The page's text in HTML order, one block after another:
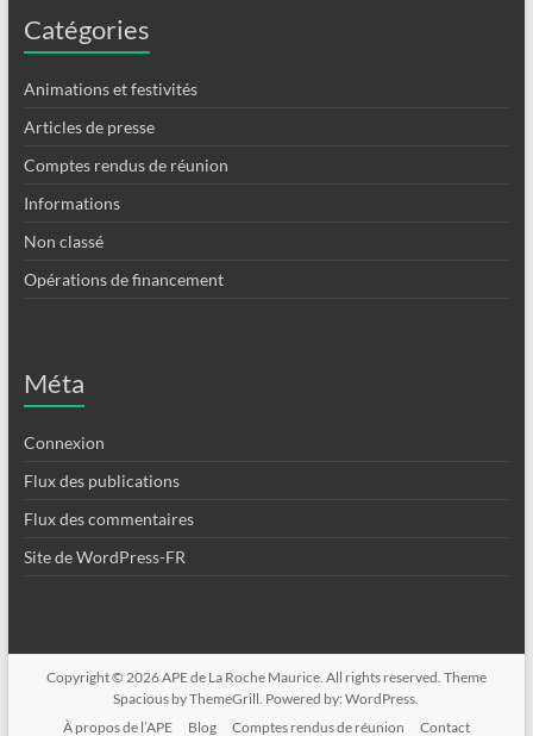
Catégories
Animations et festivités
Articles de presse
Comptes rendus de réunion
Informations
Non classé
Opérations de financement
Méta
Connexion
Flux des publications
Flux des commentaires
Site de WordPress-FR
Copyright © 2026APE de La Roche Maurice. All rights reserved. Theme
Spacious by ThemeGrill. Powered by:WordPress.
À propos de l’APE
Blog Comptes rendus de réunion Contact